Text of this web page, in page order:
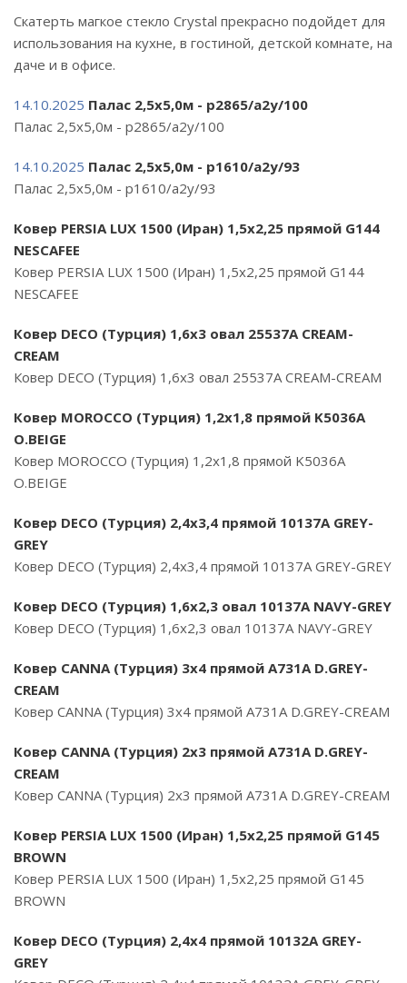
Скатерть магкое стекло Crystal прекрасно подойдет для
использования на кухне, в гостиной, детской комнате, на
даче и в офисе.
14.10.2025 Палас 2,5х5,0м - p2865/a2y/100
Палас 2,5х5,0м - p2865/a2y/100
14.10.2025 Палас 2,5х5,0м - p1610/a2y/93
Палас 2,5х5,0м - p1610/a2y/93
Ковер PERSIA LUX 1500 (Иран) 1,5х2,25 прямой G144
NESCAFEE
Ковер PERSIA LUX 1500 (Иран) 1,5х2,25 прямой G144
NESCAFEE
Ковер DECO (Турция) 1,6х3 овал 25537A CREAM-
CREAM
Ковер DECO (Турция) 1,6х3 овал 25537A CREAM-CREAM
Ковер MOROCCO (Турция) 1,2х1,8 прямой K5036A
O.BEIGE
Ковер MOROCCO (Турция) 1,2х1,8 прямой K5036A
O.BEIGE
Ковер DECO (Турция) 2,4х3,4 прямой 10137A GREY-
GREY
Ковер DECO (Турция) 2,4х3,4 прямой 10137A GREY-GREY
Ковер DECO (Турция) 1,6х2,3 овал 10137A NAVY-GREY
Ковер DECO (Турция) 1,6х2,3 овал 10137A NAVY-GREY
Ковер CANNA (Турция) 3х4 прямой A731A D.GREY-
CREAM
Ковер CANNA (Турция) 3х4 прямой A731A D.GREY-CREAM
Ковер CANNA (Турция) 2х3 прямой A731A D.GREY-
CREAM
Ковер CANNA (Турция) 2х3 прямой A731A D.GREY-CREAM
Ковер PERSIA LUX 1500 (Иран) 1,5х2,25 прямой G145
BROWN
Ковер PERSIA LUX 1500 (Иран) 1,5х2,25 прямой G145
BROWN
Ковер DECO (Турция) 2,4х4 прямой 10132A GREY-
GREY